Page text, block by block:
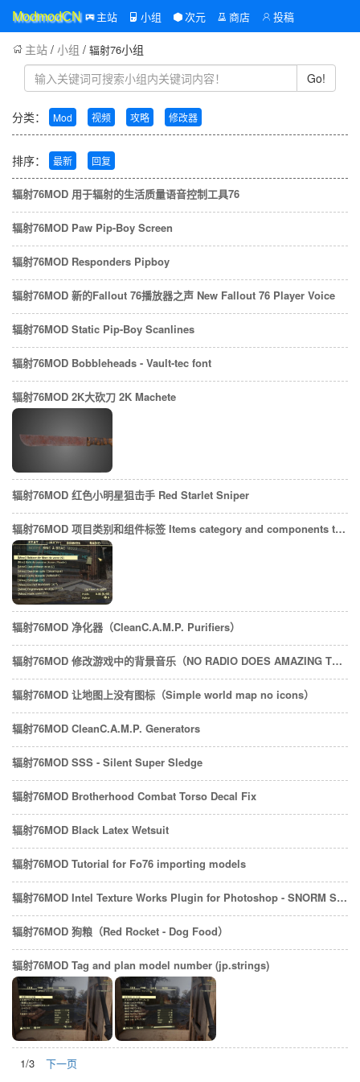
ModmodCN 主站 小组 次元 商店 投稿
主站 / 小组 / 辐射76小组
Go!
分类： Mod 视频 攻略 修改器
排序： 最新 回复
辐射76MOD 用于辐射的生活质量语音控制工具76
辐射76MOD Paw Pip-Boy Screen
辐射76MOD Responders Pipboy
辐射76MOD 新的Fallout 76播放器之声 New Fallout 76 Player Voice
辐射76MOD Static Pip-Boy Scanlines
辐射76MOD Bobbleheads - Vault-tec font
辐射76MOD 2K大砍刀 2K Machete
辐射76MOD 红色小明星狙击手 Red Starlet Sniper
辐射76MOD 项目类别和组件标签 Items category and components tags
辐射76MOD 净化器（CleanC.A.M.P. Purifiers）
辐射76MOD 修改游戏中的背景音乐（NO RADIO DOES AMAZING THINGS TO MY MONETISATION）
辐射76MOD 让地图上没有图标（Simple world map no icons）
辐射76MOD CleanC.A.M.P. Generators
辐射76MOD SSS - Silent Super Sledge
辐射76MOD Brotherhood Combat Torso Decal Fix
辐射76MOD Black Latex Wetsuit
辐射76MOD Tutorial for Fo76 importing models
辐射76MOD Intel Texture Works Plugin for Photoshop - SNORM Support
辐射76MOD 狗粮（Red Rocket - Dog Food）
辐射76MOD Tag and plan model number (jp.strings)
1/3 下一页